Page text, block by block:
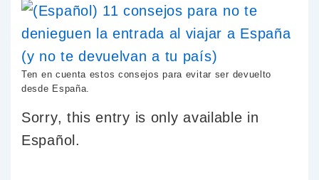
Ten en cuenta estos consejos para evitar ser devuelto
desde España.
Sorry, this entry is only available in
Español.